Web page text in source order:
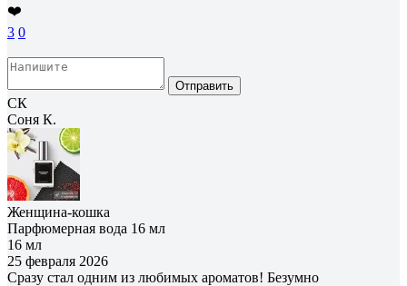
❤️
3 0
Отправить
СК
Соня К.
Женщина-кошка
Парфюмерная вода 16 мл
16 мл
25 февраля 2026
Сразу стал одним из любимых ароматов! Безумно